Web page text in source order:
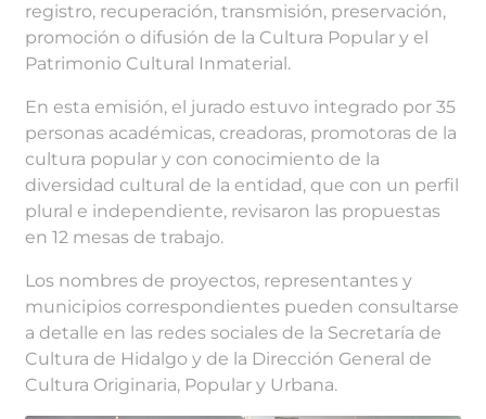
registro, recuperación, transmisión, preservación,
promoción o difusión de la Cultura Popular y el
Patrimonio Cultural Inmaterial.
En esta emisión, el jurado estuvo integrado por 35
personas académicas, creadoras, promotoras de la
cultura popular y con conocimiento de la
diversidad cultural de la entidad, que con un perfil
plural e independiente, revisaron las propuestas
en 12 mesas de trabajo.
Los nombres de proyectos, representantes y
municipios correspondientes pueden consultarse
a detalle en las redes sociales de la Secretaría de
Cultura de Hidalgo y de la Dirección General de
Cultura Originaria, Popular y Urbana.